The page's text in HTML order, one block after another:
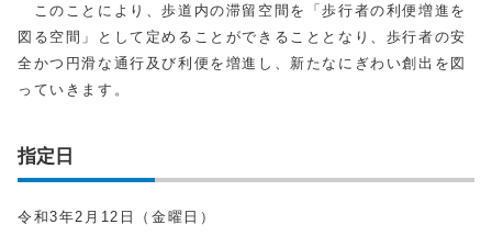
このことにより、歩道内の滞留空間を「歩行者の利便増進を
図る空間」として定めることができることとなり、歩行者の安
全かつ円滑な通行及び利便を増進し、新たなにぎわい創出を図
っていきます。
指定日
令和3年2月12日（金曜日）